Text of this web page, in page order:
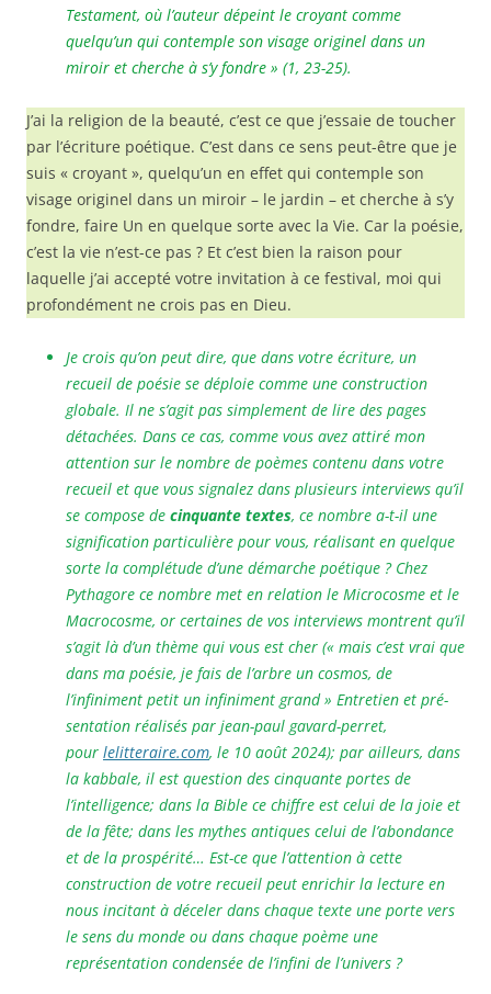
Testament, où l’auteur dépeint le croyant comme
quelqu’un qui contemple son visage originel dans un
miroir et cherche à s’y fondre » (1, 23-25).
J’ai la religion de la beauté, c’est ce que j’essaie de toucher
par l’écriture poétique. C’est dans ce sens peut-être que je
suis « croyant », quelqu’un en effet qui contemple son
visage originel dans un miroir – le jardin – et cherche à s’y
fondre, faire Un en quelque sorte avec la Vie. Car la poésie,
c’est la vie n’est-ce pas ? Et c’est bien la raison pour
laquelle j’ai accepté votre invitation à ce festival, moi qui
profondément ne crois pas en Dieu.
Je crois qu’on peut dire, que dans votre écriture, un
recueil de poésie se déploie comme une construction
globale. Il ne s’agit pas simplement de lire des pages
détachées. Dans ce cas, comme vous avez attiré mon
attention sur le nombre de poèmes contenu dans votre
recueil et que vous signalez dans plusieurs interviews qu’il
se compose de cinquante textes, ce nombre a-t-il une
signification particulière pour vous, réalisant en quelque
sorte la complétude d’une démarche poétique ? Chez
Pythagore ce nombre met en relation le Microcosme et le
Macrocosme, or certaines de vos interviews montrent qu’il
s’agit là d’un thème qui vous est cher (« mais c’est vrai que
dans ma poé­sie, je fais de l’arbre un cos­mos, de
l’infiniment petit un infi­ni­ment grand » Entre­tien et pré­
sen­ta­tion réa­li­sés par jean-paul gavard-perret,
pour lelitteraire.com, le 10 août 2024); par ailleurs, dans
la kabbale, il est question des cinquante portes de
l’intelligence; dans la Bible ce chiffre est celui de la joie et
de la fête; dans les mythes antiques celui de l’abondance
et de la prospérité… Est-ce que l’attention à cette
construction de votre recueil peut enrichir la lecture en
nous incitant à déceler dans chaque texte une porte vers
le sens du monde ou dans chaque poème une
représentation condensée de l’infini de l’univers ?